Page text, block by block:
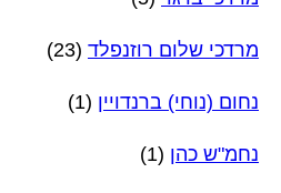
מרדכי שלום רוזנפלד (23)
נחום (נוחי) ברנדויין (1)
נחמ"ש כהן (1)